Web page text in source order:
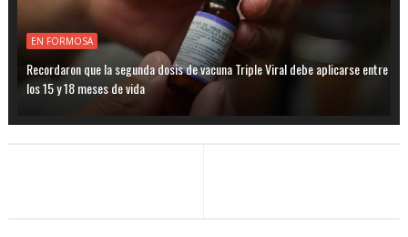
EN FORMOSA
Recordaron que la segunda dosis de vacuna Triple Viral debe aplicarse entre
los 15 y 18 meses de vida